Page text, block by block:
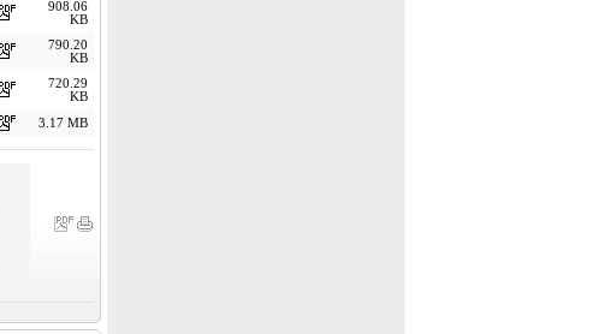
908.06
KB
790.20
KB
720.29
KB
3.17 MB